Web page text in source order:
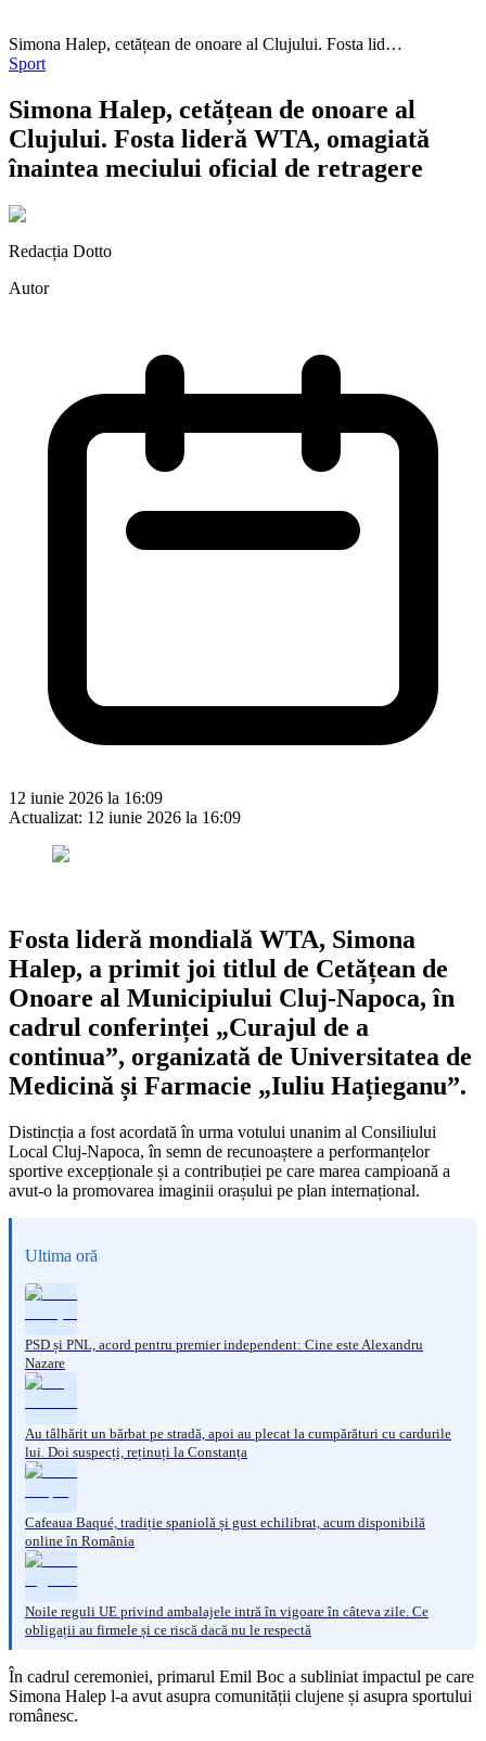
Simona Halep, cetățean de onoare al Clujului. Fosta lid…
Sport
Simona Halep, cetățean de onoare al
Clujului. Fosta lideră WTA, omagiată
înaintea meciului oficial de retragere
Redacția Dotto
Autor
12 iunie 2026 la 16:09
Actualizat: 12 iunie 2026 la 16:09
Fosta lideră mondială WTA, Simona
Halep, a primit joi titlul de Cetățean de
Onoare al Municipiului Cluj-Napoca, în
cadrul conferinței „Curajul de a
continua”, organizată de Universitatea de
Medicină și Farmacie „Iuliu Hațieganu”.
Distincția a fost acordată în urma votului unanim al Consiliului
Local Cluj-Napoca, în semn de recunoaștere a performanțelor
sportive excepționale și a contribuției pe care marea campioană a
avut-o la promovarea imaginii orașului pe plan internațional.
Ultima oră
PSD și PNL, acord pentru premier independent: Cine este Alexandru
Nazare
Au tâlhărit un bărbat pe stradă, apoi au plecat la cumpărături cu cardurile
lui. Doi suspecți, reținuți la Constanța
Cafeaua Baqué, tradiție spaniolă și gust echilibrat, acum disponibilă
online în România
Noile reguli UE privind ambalajele intră în vigoare în câteva zile. Ce
obligații au firmele și ce riscă dacă nu le respectă
În cadrul ceremoniei, primarul Emil Boc a subliniat impactul pe care
Simona Halep l-a avut asupra comunității clujene și asupra sportului
românesc.